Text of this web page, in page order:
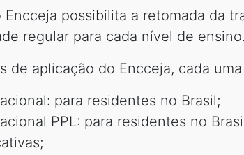
Encceja possibilita a retomada da
regular para cada nível de ensino.
de aplicação do Encceja, cada
para residentes no Brasil;
PPL: para residentes no